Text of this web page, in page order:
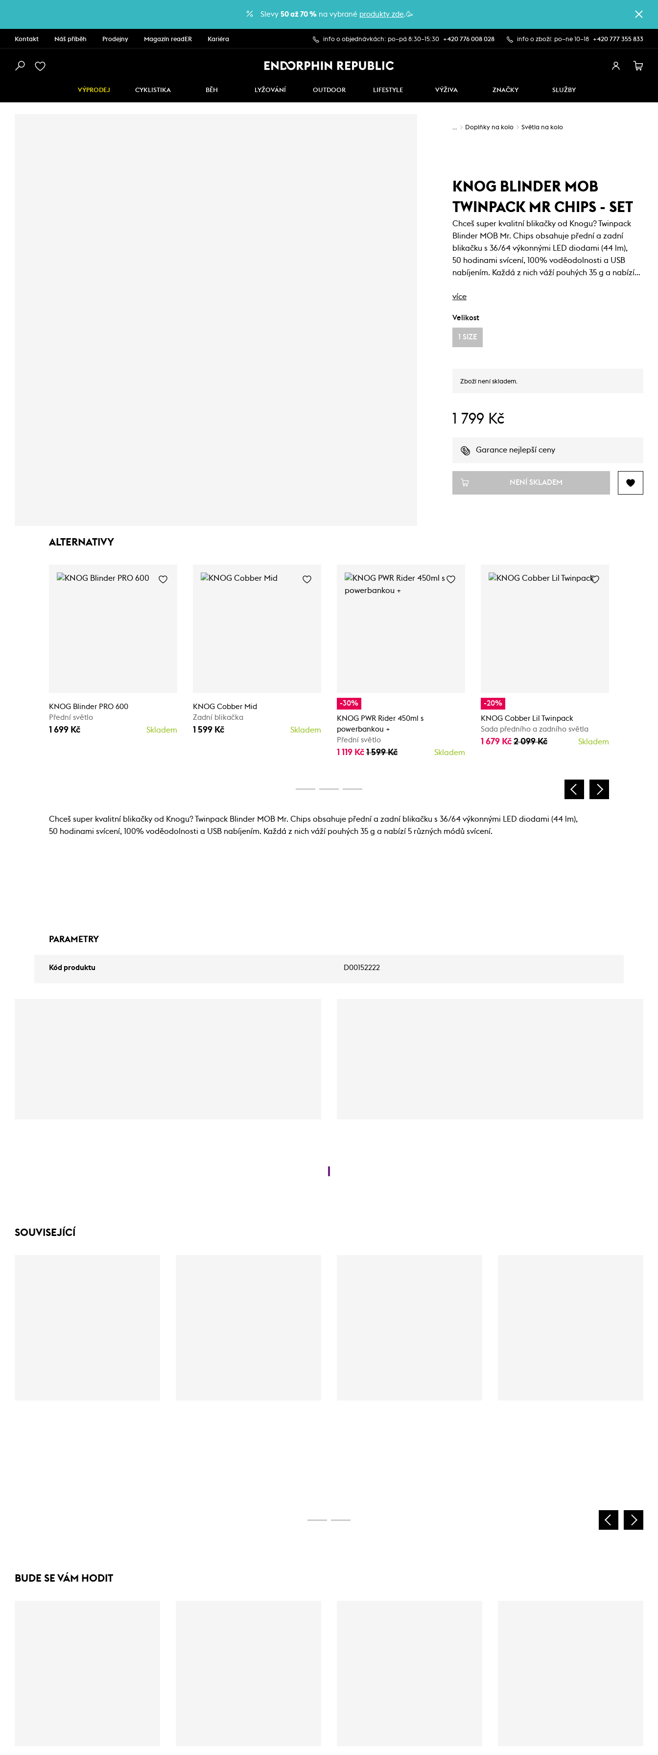
Slevy 50 až 70 % na vybrané produkty zde.🥳
Kontakt Náš příběh Prodejny Magazín readER Kariéra info o objednávkách: po–pá 8:30–15:30 +420 776 008 028 info o zboží: po–ne 10–18 +420 777 355 833
VÝPRODEJ CYKLISTIKA BĚH LYŽOVÁNÍ OUTDOOR LIFESTYLE VÝŽIVA ZNAČKY SLUŽBY
… Doplňky na kolo Světla na kolo
KNOG BLINDER MOB
TWINPACK MR CHIPS - SET
Chceš super kvalitní blikačky od Knogu? Twinpack
Blinder MOB Mr. Chips obsahuje přední a zadní
blikačku s 36/64 výkonnými LED diodami (44 lm),
50 hodinami svícení, 100% voděodolnosti a USB
nabíjením. Každá z nich váží pouhých 35 g a nabízí…
více
Velikost
1 SIZE
Zboží není skladem.
1 799 Kč
Garance nejlepší ceny
NENÍ SKLADEM
ALTERNATIVY
KNOG Blinder PRO 600
Přední světlo
1 699 Kč Skladem
KNOG Cobber Mid
Zadní blikačka
1 599 Kč Skladem
-30%
KNOG PWR Rider 450ml s
powerbankou +
Přední světlo
1 119 Kč 1 599 Kč Skladem
-20%
KNOG Cobber Lil Twinpack
Sada předního a zadního světla
1 679 Kč 2 099 Kč Skladem
Chceš super kvalitní blikačky od Knogu? Twinpack Blinder MOB Mr. Chips obsahuje přední a zadní blikačku s 36/64 výkonnými LED diodami (44 lm),
50 hodinami svícení, 100% voděodolnosti a USB nabíjením. Každá z nich váží pouhých 35 g a nabízí 5 různých módů svícení.
PARAMETRY
Kód produktu D00152222
SOUVISEJÍCÍ
BUDE SE VÁM HODIT